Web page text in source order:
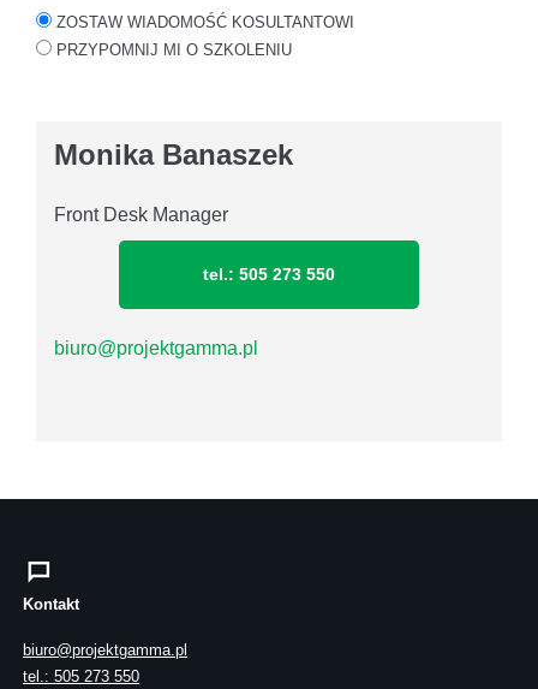
ZOSTAW WIADOMOŚĆ KOSULTANTOWI
PRZYPOMNIJ MI O SZKOLENIU
Monika Banaszek
Front Desk Manager
tel.: 505 273 550
biuro@projektgamma.pl
Kontakt
biuro@projektgamma.pl
tel.: 505 273 550